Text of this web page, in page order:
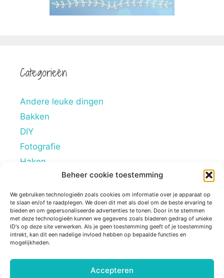
Beheer cookie toestemming
We gebruiken technologieën zoals cookies om informatie over je apparaat op
te slaan en/of te raadplegen. We doen dit met als doel om de beste ervaring te
bieden en om gepersonaliseerde advertenties te tonen. Door in te stemmen
met deze technologieën kunnen we gegevens zoals bladeren gedrag of unieke
ID's op deze site verwerken. Als je geen toestemming geeft of je toestemming
intrekt, kan dit een nadelige invloed hebben op bepaalde functies en
mogelijkheden.
Accepteren
Categorieën
Andere leuke dingen
Bakken
DIY
Fotografie
Haken
Lifestyle
Mindstyle
Overig
Persoonlijke blogs